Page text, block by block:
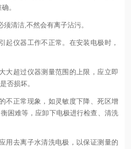
。
清洁,不然会有离子沾污。
起仪器工作不正常。在安装电极时，
大超过仪器测量范围的上限，应立即
否损坏。
不正常现象，如灵敏度下降、死区增
困难等，应卸下电极进行检查、清洗
用去离子水清洗电极，以保证测量的